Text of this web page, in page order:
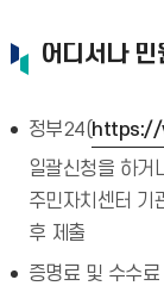
어디서나
정부24(https://
일괄신청을 하거
주민자치센터 기
후 제출
증명료 및 수수료